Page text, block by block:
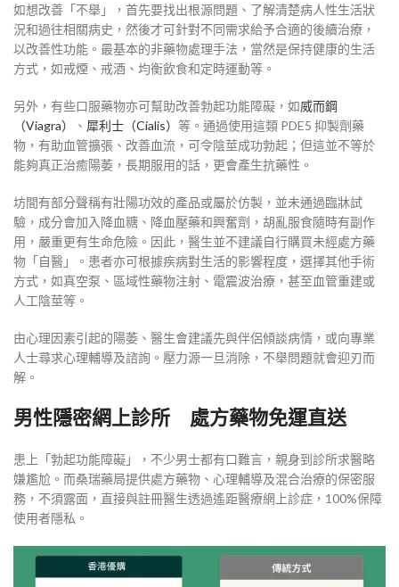
如想改善「不舉」，首先要找出根源問題、了解清楚病人性生活狀
況和過往相關病史，然後才可針對不同需求給予合適的後續治療，
以改善性功能。最基本的非藥物處理手法，當然是保持健康的生活
方式，如戒煙、戒酒、均衡飲食和定時運動等。
另外，有些口服藥物亦可幫助改善勃起功能障礙，如威而鋼
（Viagra）
、 犀利士（Cialis） 等。通過使用這類 PDE5 抑製劑藥
物，有助血管擴張、改善血流，可令陰莖成功勃起；但這並不等於
能夠真正治癒陽萎，長期服用的話，更會產生抗藥性。
坊間有部分聲稱有壯陽功效的產品或屬於仿製，並未通過臨牀試
驗，成分會加入降血糖、降血壓藥和興奮劑，胡亂服食隨時有副作
用，嚴重更有生命危險。因此，醫生並不建議自行購買未經處方藥
物「自醫」。患者亦可根據疾病對生活的影響程度，選擇其他手術
方式，如真空泵、區域性藥物注射、電震波治療，甚至血管重建或
人工陰莖等。
由心理因素引起的陽萎、醫生會建議先與伴侶傾談病情，或向專業
人士尋求心理輔導及諮詢。壓力源一旦消除，不舉問題就會迎刃而
解。
男性隱密網上診所 處方藥物免運直送
患上「勃起功能障礙」，不少男士都有口難言，親身到診所求醫略
嫌尷尬。而桑瑞藥局提供處方藥物、心理輔導及混合治療的保密服
務，不須露面，直接與註冊醫生透過遙距醫療網上診症，100%保障
使用者隱私。